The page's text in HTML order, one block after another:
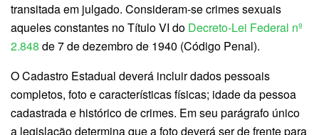
transitada em julgado. Consideram-se crimes sexuais
aqueles constantes no Título VI do Decreto-Lei Federal nº
2.848 de 7 de dezembro de 1940 (Código Penal).
O Cadastro Estadual deverá incluir dados pessoais
completos, foto e características físicas; idade da pessoa
cadastrada e histórico de crimes. Em seu parágrafo único
a legislação determina que a foto deverá ser de frente para